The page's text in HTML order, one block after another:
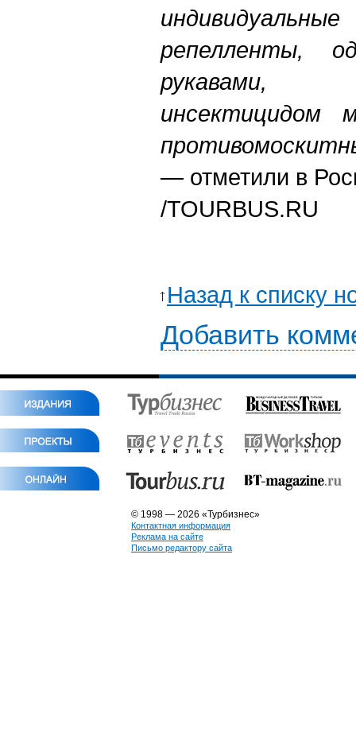
репелленты,
рукавами,
инсектицидом
— отметили в
/TOURBUS.RU
Назад к списку
Добавить
© 1998 — 2026 «Турбизнес»
Контактная информация
Реклама на сайте
Письмо редактору сайта